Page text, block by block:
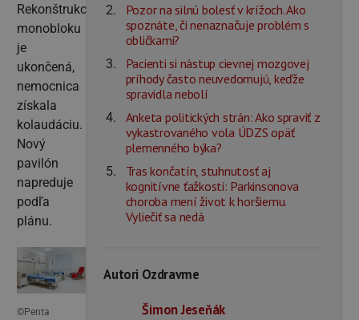
Rekonštrukcia
monobloku
je
ukončená,
nemocnica
získala
kolaudáciu.
Nový
pavilón
napreduje
podľa
plánu.
©Penta
Pozor na silnú bolesť v krížoch. Ako
spoznáte, či nenaznačuje problém s
obličkami?
Pacienti si nástup cievnej mozgovej
príhody často neuvedomujú, keďže
spravidla nebolí
Anketa politických strán: Ako spraviť z
vykastrovaného vola ÚDZS opäť
plemenného býka?
Tras končatín, stuhnutosť aj
kognitívne ťažkosti: Parkinsonova
choroba mení život k horšiemu.
Vyliečiť sa nedá
Autori Ozdravme
Šimon Jeseňák